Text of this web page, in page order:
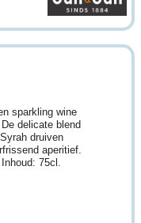
sparkling wine
delicate blend
druiven
aperitief.
75cl.